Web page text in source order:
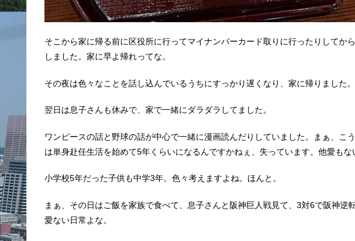
そこから家に帰る前に区役所に行ってマイナンバーカード取りに行ったりしてか
しました。家に早よ帰れってな。
その夜は色々なことを話し込んでいるうちにすっかり遅くなり、家に帰りました。
翌日は息子さんも休みで、家で一緒にダラダラしてました。
ワンピースの話と野球の話が中心で一緒に漫画読んだりしていました。まぁ、こ
は単身赴任生活を始めて5年くらいになるんですかねぇ、失っています。他愛もな
小学校5年だった子供も中学3年。色々考えますよね。ほんと。
まぁ、その日はご飯を家族で食べて、息子さんと阪神巨人戦見て、3対6で阪神逆
愛ない日常よな。